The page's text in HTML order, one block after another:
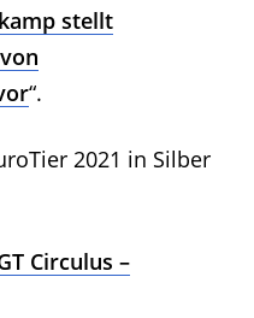
stellt
“.
2021 in Silber
Circulus –